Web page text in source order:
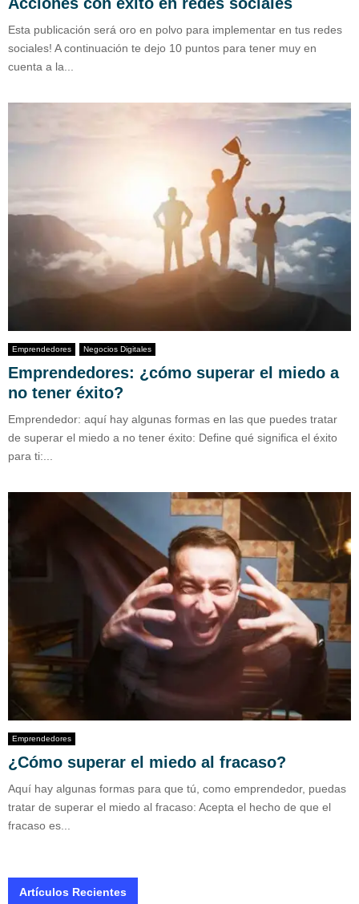
Esta publicación será oro en polvo para implementar en tus redes
sociales! A continuación te dejo 10 puntos para tener muy en
cuenta a la...
Emprendedores Negocios Digitales
Emprendedores: ¿cómo superar el miedo a
no tener éxito?
Emprendedor: aquí hay algunas formas en las que puedes tratar
de superar el miedo a no tener éxito: Define qué significa el éxito
para ti:...
Emprendedores
¿Cómo superar el miedo al fracaso?
Aquí hay algunas formas para que tú, como emprendedor, puedas
tratar de superar el miedo al fracaso: Acepta el hecho de que el
fracaso es...
Artículos Recientes